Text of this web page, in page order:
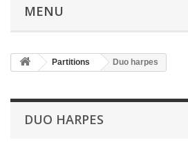
MENU
Partitions Duo harpes
DUO HARPES